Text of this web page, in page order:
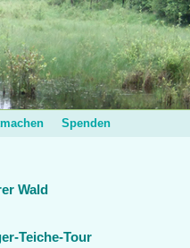
Spenden
Wald
Teiche-Tour